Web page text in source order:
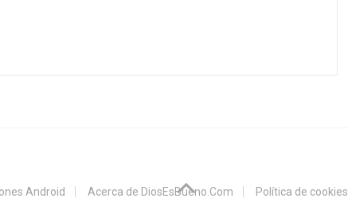
Android Acerca de DiosEsBueno.Com Política de cookies